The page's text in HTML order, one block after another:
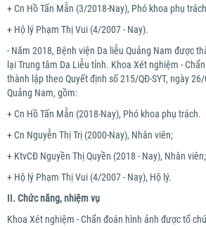
+ Cn Hồ Tấn Mẫn (3/2018-Nay), Phó khoa phụ
+ Hộ lý Phạm Thị Vui (4/2007 - Nay).
- Năm 2018, Bệnh viện Da liễu Quảng Nam được
lại Trung tâm Da Liễu tỉnh. Khoa Xét nghiệm -
thành lập theo Quyết định số 215/QĐ-SYT, ngày
Quảng Nam, gồm:
+ Cn Hồ Tấn Mẫn (2018-Nay), Phó khoa phụ trách.
+ Cn Nguyễn Thị Trị (2000-Nay), Nhân viên;
+ KtvCĐ Nguyền Thị Quyền (2018 - Nay), Nhân viên;
+ Hộ lý Phạm Thị Vui (4/2007 - Nay), Hộ lý.
II. Chức năng, nhiệm vụ
Khoa Xét nghiệm - Chẩn đoán hình ảnh được tổ